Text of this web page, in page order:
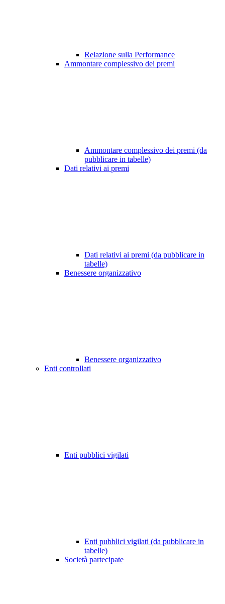
Relazione sulla Performance
Ammontare complessivo dei premi
Ammontare complessivo dei premi (da
pubblicare in tabelle)
Dati relativi ai premi
Dati relativi ai premi (da pubblicare in
tabelle)
Benessere organizzativo
Benessere organizzativo
Enti controllati
Enti pubblici vigilati
Enti pubblici vigilati (da pubblicare in
tabelle)
Società partecipate